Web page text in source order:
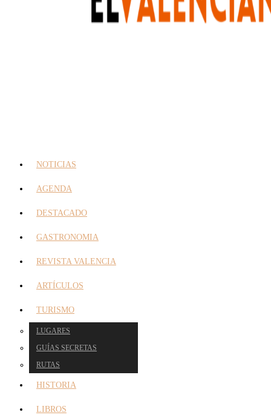
NOTICIAS
AGENDA
DESTACADO
GASTRONOMIA
REVISTA VALENCIA
ARTÍCULOS
TURISMO
LUGARES
GUÍAS SECRETAS
RUTAS
HISTORIA
LIBROS